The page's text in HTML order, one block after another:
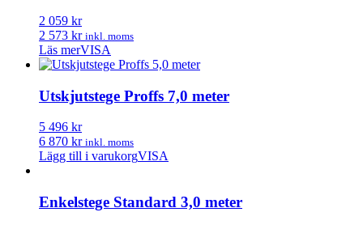
2 059 kr
2 573 kr inkl. moms
Läs merVISA
Utskjutstege Proffs 7,0 meter
5 496 kr
6 870 kr inkl. moms
Lägg till i varukorgVISA
Enkelstege Standard 3,0 meter